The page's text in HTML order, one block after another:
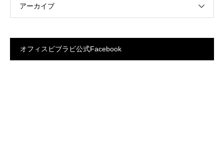
アーカイブ
オフィスビブラビ公式Facebook